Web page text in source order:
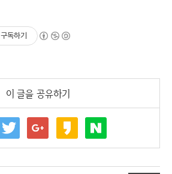
구독하기
이 글을 공유하기